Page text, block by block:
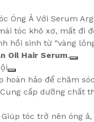
Óng Ả Với Serum
tóc khô xơ, mất đi
hồi sinh từ “vàng
Oil Hair Serum.
hoàn hảo để chăm
Cung cấp dưỡng chất
Giúp tóc trở nên óng